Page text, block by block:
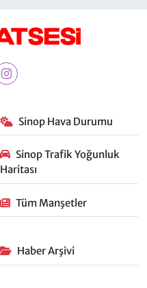
Sinop Hava Durumu
Sinop Trafik Yoğunluk
Haritası
Tüm Manşetler
Haber Arşivi